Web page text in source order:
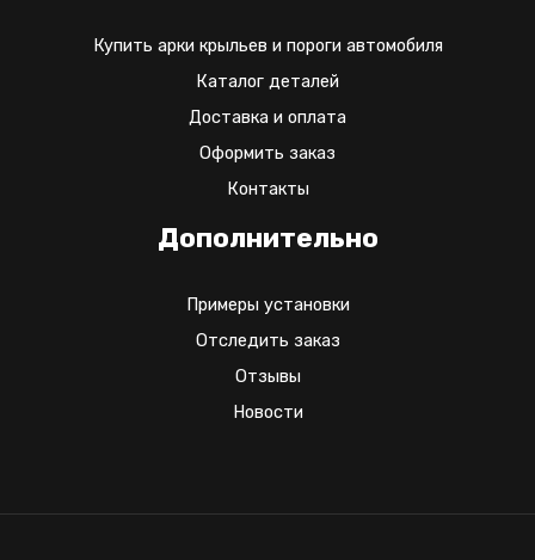
Купить арки крыльев и пороги автомобиля
Каталог деталей
Доставка и оплата
Оформить заказ
Контакты
Дополнительно
Примеры установки
Отследить заказ
Отзывы
Новости